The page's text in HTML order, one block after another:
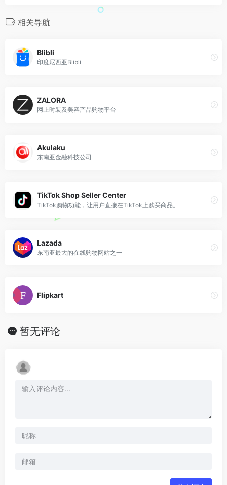
相关导航
Blibli
印度尼西亚Blibli
ZALORA
网上时装及美容产品购物平台
Akulaku
东南亚金融科技公司
TikTok Shop Seller Center
TikTok购物功能，让用户直接在TikTok上购买商品。
Lazada
东南亚最大的在线购物网站之一
Flipkart
暂无评论